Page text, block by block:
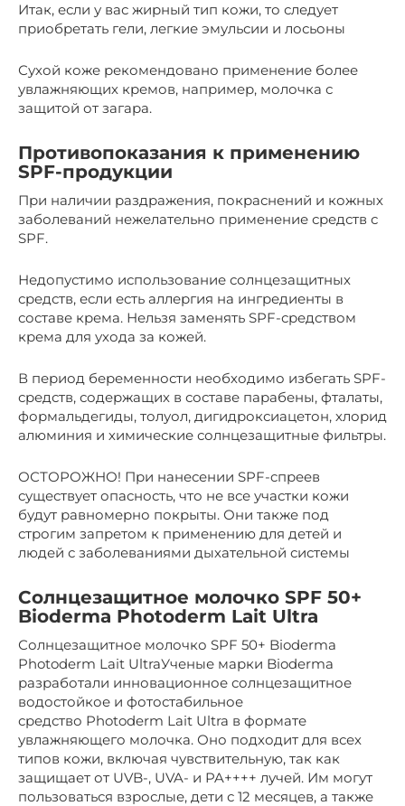
Итак, если у вас жирный тип кожи, то следует
приобретать гели, легкие эмульсии и лосьоны
Сухой коже рекомендовано применение более
увлажняющих кремов, например, молочка с
защитой от загара.
Противопоказания к применению
SPF-продукции
При наличии раздражения, покраснений и кожных
заболеваний нежелательно применение средств с
SPF.
Недопустимо использование солнцезащитных
средств, если есть аллергия на ингредиенты в
составе крема. Нельзя заменять SPF-средством
крема для ухода за кожей.
В период беременности необходимо избегать SPF-
средств, содержащих в составе парабены, фталаты,
формальдегиды, толуол, дигидроксиацетон, хлорид
алюминия и химические солнцезащитные фильтры.
ОСТОРОЖНО! При нанесении SPF-cпреев
существует опасность, что не все участки кожи
будут равномерно покрыты. Они также под
строгим запретом к применению для детей и
людей с заболеваниями дыхательной системы
Солнцезащитное молочко SPF 50+
Bioderma Photoderm Lait Ultra
Солнцезащитное молочко SPF 50+ Bioderma
Photoderm Lait UltraУченые марки Bioderma
разработали инновационное солнцезащитное
водостойкое и фотостабильное
средство Photoderm Lait Ultra в формате
увлажняющего молочка. Оно подходит для всех
типов кожи, включая чувствительную, так как
защищает от UVB-, UVA- и PA++++ лучей. Им могут
пользоваться взрослые, дети с 12 месяцев, а также